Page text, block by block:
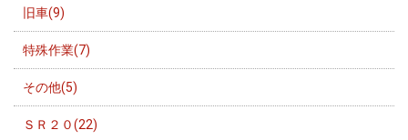
旧車(9)
特殊作業(7)
その他(5)
ＳＲ２０(22)